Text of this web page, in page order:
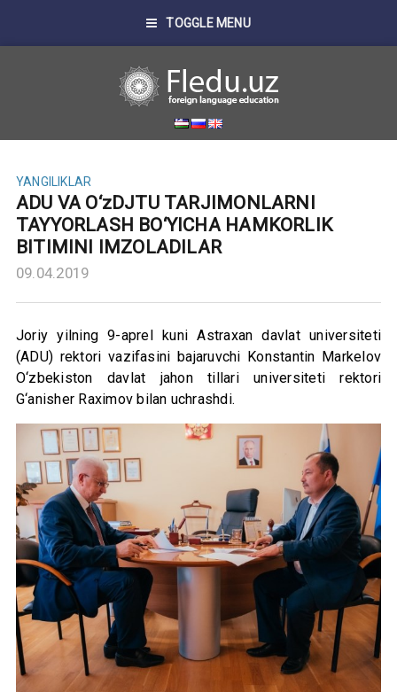
TOGGLE MENU
YANGILIKLAR
ADU VA O‘zDJTU TARJIMONLARNI
TAYYORLASH BO‘YICHA HAMKORLIK
BITIMINI IMZOLADILAR
09.04.2019
Joriy yilning 9-aprel kuni Astraxan davlat universiteti
(ADU) rektori vazifasini bajaruvchi Konstantin Markelov
O‘zbekiston davlat jahon tillari universiteti rektori
G‘anisher Raximov bilan uchrashdi.